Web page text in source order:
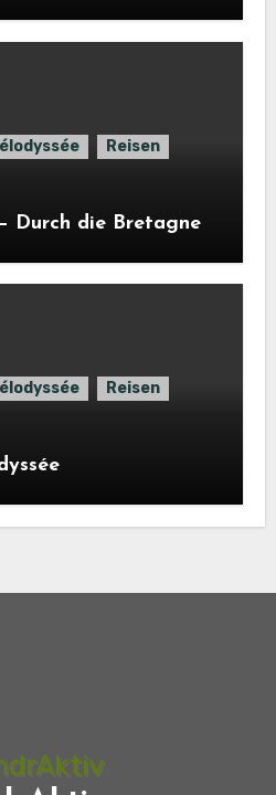
Reisen
Durch die Bretagne
Reisen